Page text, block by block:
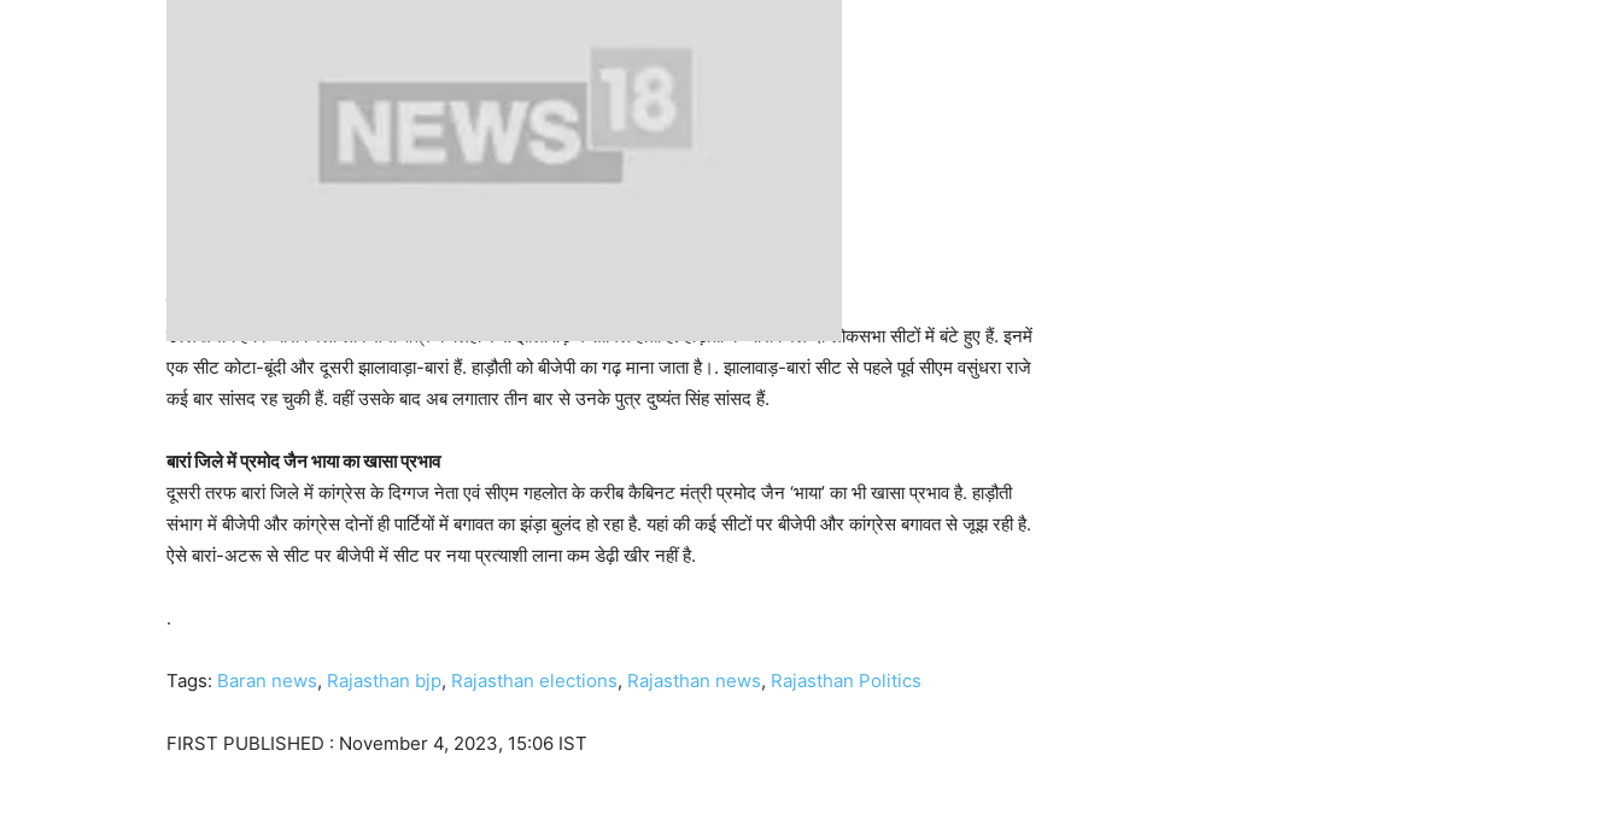
उल्लेखनीय है कि बारां जिला लोकसभा क्षेत्र के लिहाज से झालावाड़ में शामिल होता है. हाड़ौती के चारों जिले दो लोकसभा सीटों में बंटे हुए हैं. इनमें
एक सीट कोटा-बूंदी और दूसरी झालावाड़ा-बारां हैं. हाड़ौती को बीजेपी का गढ़ माना जाता है।. झालावाड़-बारां सीट से पहले पूर्व सीएम वसुंधरा राजे
कई बार सांसद रह चुकी हैं. वहीं उसके बाद अब लगातार तीन बार से उनके पुत्र दुष्यंत सिंह सांसद हैं.
बारां जिले में प्रमोद जैन भाया का खासा प्रभाव
दूसरी तरफ बारां जिले में कांग्रेस के दिग्गज नेता एवं सीएम गहलोत के करीब कैबिनट मंत्री प्रमोद जैन ‘भाया’ का भी खासा प्रभाव है. हाड़ौती
संभाग में बीजेपी और कांग्रेस दोनों ही पार्टियों में बगावत का झंड़ा बुलंद हो रहा है. यहां की कई सीटों पर बीजेपी और कांग्रेस बगावत से जूझ रही है.
ऐसे बारां-अटरू से सीट पर बीजेपी में सीट पर नया प्रत्याशी लाना कम डेढ़ी खीर नहीं है.
.
Tags: Baran news, Rajasthan bjp, Rajasthan elections, Rajasthan news, Rajasthan Politics
FIRST PUBLISHED : November 4, 2023, 15:06 IST